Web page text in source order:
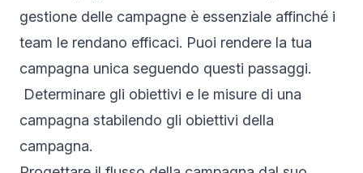
gestione delle campagne è essenziale affinché i
team le rendano efficaci. Puoi rendere la tua
campagna unica seguendo questi passaggi.
Determinare gli obiettivi e le misure di una
campagna stabilendo gli obiettivi della
campagna.